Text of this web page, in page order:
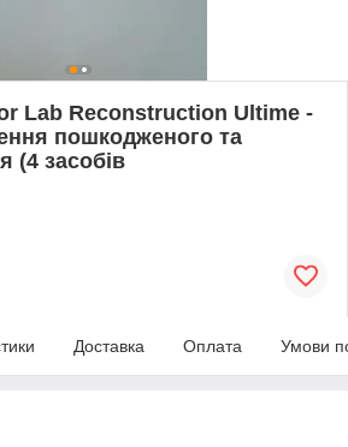
Lab Reconstruction Ultime -
пошкодженого та
(4 засобів
Доставка Оплата Умови